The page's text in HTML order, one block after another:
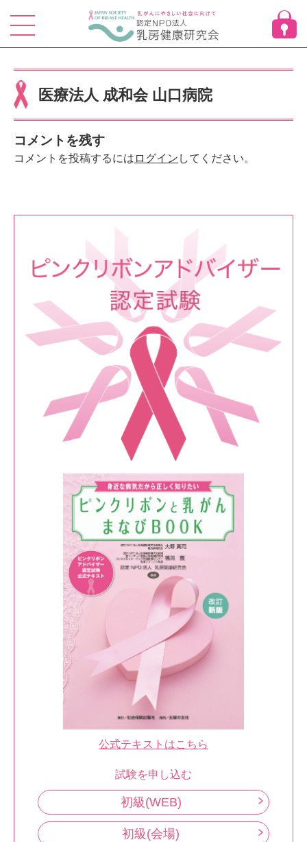
医療法人 成和会 山口病院
コメントを残す
コメントを投稿するには ログイン してください。
公式テキストはこちら
試験を申し込む
初級(WEB)
初級(会場)